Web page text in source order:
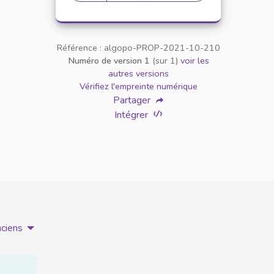
Référence : algopo-PROP-2021-10-210
Numéro de version 1 (sur 1) voir les
autres versions
Vérifiez l'empreinte numérique
Partager
Intégrer